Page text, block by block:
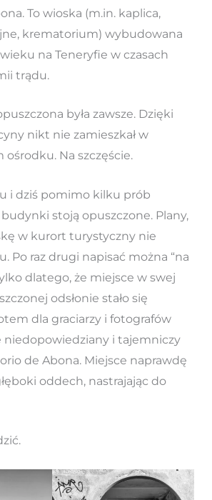
To wioska (m.in. kaplica,
krematorium) wybudowana
na Teneryfie w czasach
trądu.
była zawsze. Dzięki
nikt nie zamieszkał w
Na szczęście.
i dziś pomimo kilku prób
stoją opuszczone. Plany,
w kurort turystyczny nie
Po raz drugi napisać można “na
dlatego, że miejsce w swej
odsłonie stało się
dla graciarzy i fotografów
niedopowiedziany i tajemniczy
de Abona. Miejsce naprawdę
oddech, nastrajając do